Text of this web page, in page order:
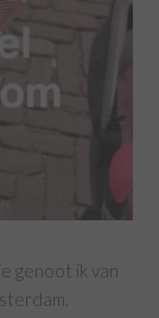
genoot ik van